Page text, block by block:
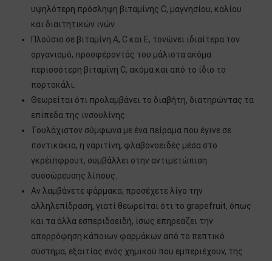
υψηλότερη πρόσληψη βιταμίνης C, μαγνησίου, καλίου
και διαιτητικών ινών.
Πλούσιο σε βιταμίνη Α, C και Ε, τονώνει ιδιαίτερα τον
οργανισμό, προσφέροντάς του μάλιστα ακόμα
περισσότερη βιταμίνη C, ακόμα και από το ίδιο το
πορτοκάλι.
Θεωρείται ότι προλαμβάνει το διαβήτη, διατηρώντας τα
επίπεδα της ινσουλίνης.
Τουλάχιστον σύμφωνα με ένα πείραμα που έγινε σε
ποντικάκια, η ναριτίνη, φλαβονοειδές μέσα στο
γκρέιπφρουτ, συμβάλλει στην αντιμετώπιση
συσσώρευσης λίπους.
Αν λαμβάνετε φάρμακα, προσέχετε λίγο την
αλληλεπίδραση, γιατί θεωρείται ότι το grapefruit, όπως
και τα άλλα εσπεριδοειδή, ίσως επηρεάζει την
απορρόφηση κάποιων φαρμάκων από το πεπτικό
σύστημα, εξαιτίας ενός χημικού που εμπεριέχουν, της